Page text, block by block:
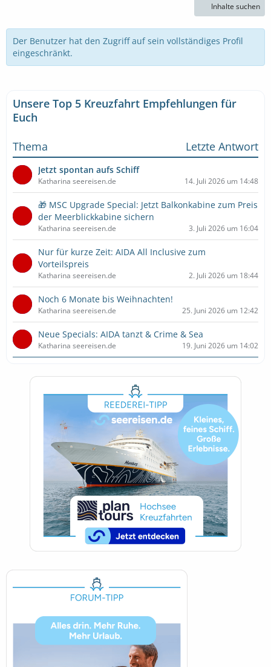
Inhalte suchen
Der Benutzer hat den Zugriff auf sein vollständiges Profil
eingeschränkt.
Unsere Top 5 Kreuzfahrt Empfehlungen für
Euch
Thema
Letzte Antwort
Jetzt spontan aufs Schiff
Katharina seereisen.de 14. Juli 2026 um 14:48
🎁 MSC Upgrade Special: Jetzt Balkonkabine zum Preis
der Meerblickkabine sichern
Katharina seereisen.de 3. Juli 2026 um 16:04
Nur für kurze Zeit: AIDA All Inclusive zum
Vorteilspreis
Katharina seereisen.de 2. Juli 2026 um 18:44
Noch 6 Monate bis Weihnachten!
Katharina seereisen.de 25. Juni 2026 um 12:42
Neue Specials: AIDA tanzt & Crime & Sea
Katharina seereisen.de 19. Juni 2026 um 14:02